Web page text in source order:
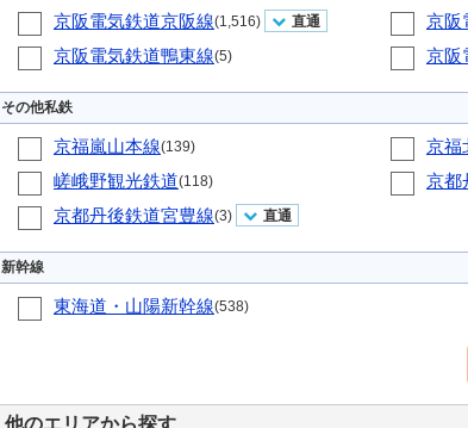
京阪電気鉄道京阪線(1,516) 直通 京阪
京阪電気鉄道鴨東線(5) 京阪
その他私鉄
京福嵐山本線(139) 京福
嵯峨野観光鉄道(118) 京都
京都丹後鉄道宮豊線(3) 直通
新幹線
東海道・山陽新幹線(538)
他のエリアから探す